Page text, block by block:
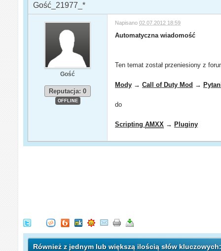
Gość_21977_*
Gość
Reputacja: 0
OFFLINE
Napisano02.07.2012 18:59
Automatyczna wiadomość
Ten temat został przeniesiony z
Mody →Call of Duty Mod →
do
ScriptingAMXX →Pluginy
Również z jednym lub większą ilością słów